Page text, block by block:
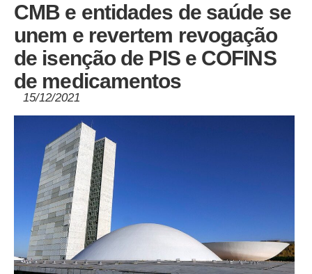
CMB e entidades de saúde se
unem e revertem revogação
de isenção de PIS e COFINS
de medicamentos
15/12/2021